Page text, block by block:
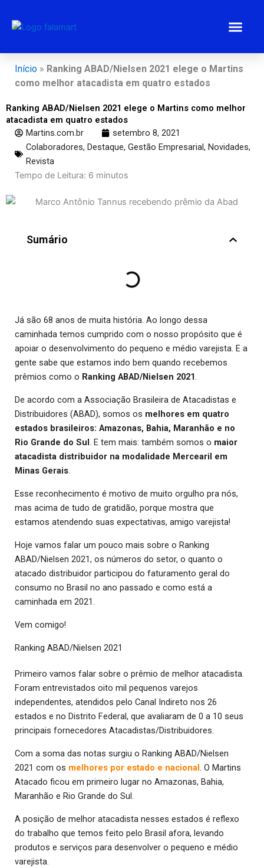
para
Início » Ranking ABAD/Nielsen 2021 elege o Martins
como melhor atacadista em quatro estados
Ranking ABAD/Nielsen 2021 elege o Martins como melhor
atacadista em quatro estados
Martins.com.br
setembro 8, 2021
Colaboradores, Destaque, Gestão Empresarial, Novidades,
Revista
Tempo de Leitura: 6 minutos
Sumário
Já são 68 anos de muita história. Ao longo dessa
caminhada temos cumprido com o nosso propósito que é
apoiar o desenvolvimento do pequeno e médio varejista. E a
gente sabe que estamos indo bem quando recebemos
prêmios como o Ranking ABAD/Nielsen 2021.
De acordo com a Associação Brasileira de Atacadistas e
Distribuidores (ABAD), somos os melhores em quatro
estados brasileiros: Amazonas, Bahia, Maranhão e no
Rio Grande do Sul. E tem mais: também somos o maior
atacadista distribuidor na modalidade Mercearil em
Minas Gerais.
Esse reconhecimento é motivo de muito orgulho pra nós,
mas acima de tudo de gratidão, porque mostra que
estamos atendendo suas expectativas, amigo varejista!
Hoje vamos falar um pouco mais sobre o Ranking
ABAD/Nielsen 2021, os números do setor, o quanto o
atacado distribuidor participou do faturamento geral do
consumo no Brasil no ano passado e como está a
caminhada em 2021.
Vem comigo!
Ranking ABAD/Nielsen 2021
Primeiro vamos falar sobre o prêmio de melhor atacadista.
Foram entrevistados oito mil pequenos varejos
independentes, atendidos pelo Canal Indireto nos 26
estados e no Distrito Federal, que avaliaram de 0 a 10 seus
principais fornecedores Atacadistas/Distribuidores.
Com a soma das notas surgiu o Ranking ABAD/Nielsen
2021 com os melhores por estado e nacional. O Martins
Atacado ficou em primeiro lugar no Amazonas, Bahia,
Maranhão e Rio Grande do Sul.
A posição de melhor atacadista nesses estados é reflexo
do trabalho que temos feito pelo Brasil afora, levando
produtos e serviços para desenvolver o pequeno e médio
varejista.